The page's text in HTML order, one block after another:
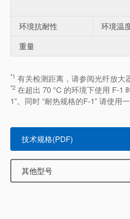
环境抗耐性
环境温
重量
*1 有关检测距离，请参阅光纤放大
*2 在超出 70 °C 的环境下使用 F-1
1”。同时 “耐热规格的F-1” 请使用一
技术规格(PDF)
其他型号